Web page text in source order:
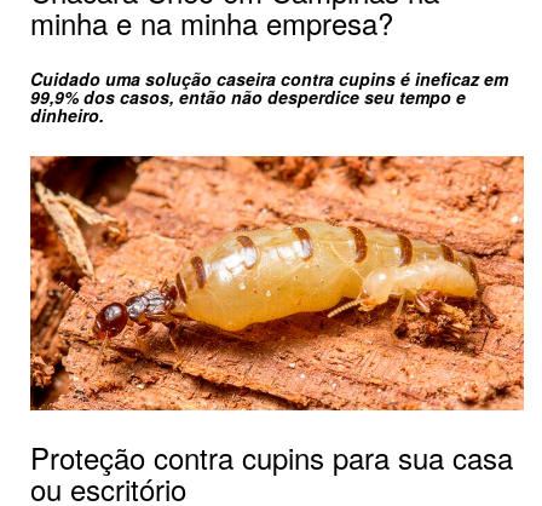
minha e na minha empresa?
Cuidado uma solução caseira contra cupins é ineficaz em
99,9% dos casos, então não desperdice seu tempo e
dinheiro.
Proteção contra cupins para sua casa
ou escritório